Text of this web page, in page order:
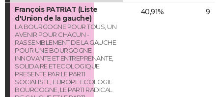
François PATRIAT (Liste
d'Union de la gauche)
LA BOURGOGNE POUR TOUS, UN
AVENIR POUR CHACUN -
RASSEMBLEMENT DE LA GAUCHE
POUR UNE BOURGOGNE
INNOVANTE ET ENTREPRENANTE,
SOLIDAIRE ET ECOLOGIQUE
PRESENTE PAR LE PARTI
SOCIALISTE, EUROPE ECOLOGIE
BOURGOGNE, LE PARTI RADICAL
40,91% 9